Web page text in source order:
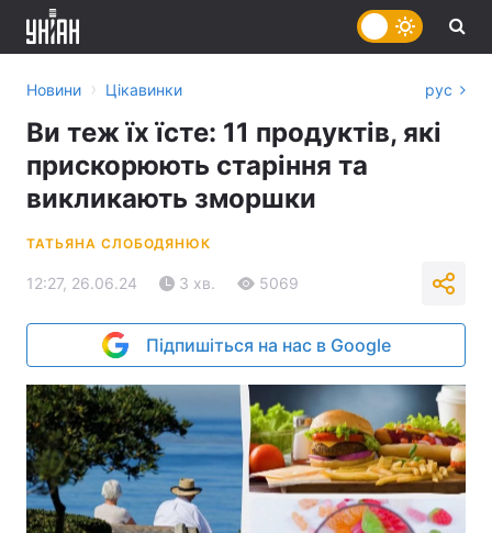
Новини › Цікавинки рус
Ви теж їх їсте: 11 продуктів, які
прискорюють старіння та
викликають зморшки
ТАТЬЯНА СЛОБОДЯНЮК
12:27, 26.06.24 3 хв. 5069
Підпишіться на нас в Google